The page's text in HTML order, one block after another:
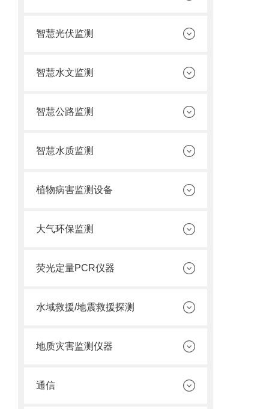
智慧光伏监测
智慧水文监测
智慧公路监测
智慧水质监测
植物病害监测设备
大气环保监测
荧光定量PCR仪器
水域救援/地震救援探测
地质灾害监测仪器
通信